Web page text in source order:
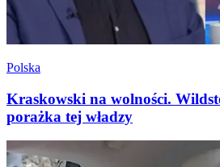
Polska
Kraskowski na wolności.
porażka tej władzy